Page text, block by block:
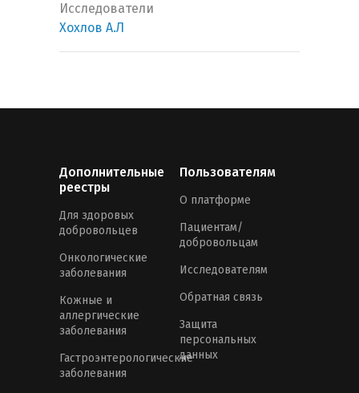
Исследователи
Хохлов А.Л
Дополнительные
реестры
Для здоровых
добровольцев
Онкологические
заболевания
Кожные и
аллергические
заболевания
Гастроэнтерологические
заболевания
Пользователям
О платформе
Пациентам/
добровольцам
Исследователям
Обратная связь
Защита
персональных
данных